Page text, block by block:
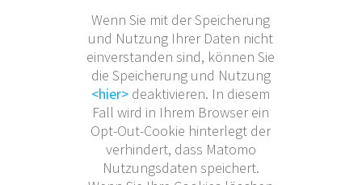
Wenn Sie mit der Speicherung
und Nutzung Ihrer Daten nicht
einverstanden sind, können Sie
die Speicherung und Nutzung
<hier> deaktivieren. In diesem
Fall wird in Ihrem Browser ein
Opt-Out-Cookie hinterlegt der
verhindert, dass Matomo
Nutzungsdaten speichert.